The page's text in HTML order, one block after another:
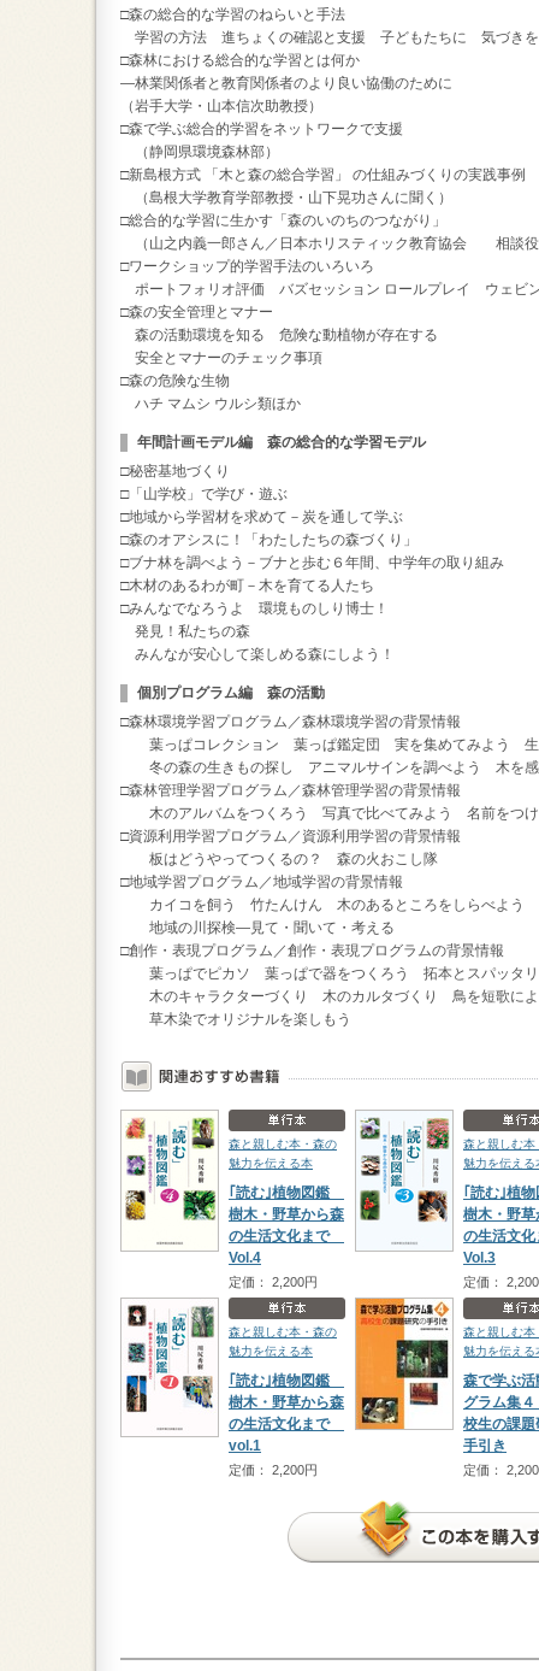
□森の総合的な学習のねらいと手法
学習の方法 進ちょくの確認と支援 子どもたちに 気づきを
□森林における総合的な学習とは何か
―林業関係者と教育関係者のより良い協働のために
（岩手大学・山本信次助教授）
□森で学ぶ総合的学習をネットワークで支援
（静岡県環境森林部）
□新島根方式 「木と森の総合学習」 の仕組みづくりの実践事例
（島根大学教育学部教授・山下晃功さんに聞く）
□総合的な学習に生かす「森のいのちのつながり」
（山之内義一郎さん／日本ホリスティック教育協会 相談
□ワークショップ的学習手法のいろいろ
ポートフォリオ評価 バズセッション ロールプレイ ウェビ
□森の安全管理とマナー
森の活動環境を知る 危険な動植物が存在する
安全とマナーのチェック事項
□森の危険な生物
ハチ マムシ ウルシ類ほか
年間計画モデル編 森の総合的な学習モデル
□秘密基地づくり
□「山学校」で学び・遊ぶ
□地域から学習材を求めて－炭を通して学ぶ
□森のオアシスに！「わたしたちの森づくり」
□ブナ林を調べよう－ブナと歩む６年間、中学年の取り組み
□木材のあるわが町－木を育てる人たち
□みんなでなろうよ 環境ものしり博士！
発見！私たちの森
みんなが安心して楽しめる森にしよう！
個別プログラム編 森の活動
□森林環境学習プログラム／森林環境学習の背景情報
葉っぱコレクション 葉っぱ鑑定団 実を集めてみよう
冬の森の生きもの探し アニマルサインを調べよう 木を
□森林管理学習プログラム／森林管理学習の背景情報
木のアルバムをつくろう 写真で比べてみよう 名前をつけ
□資源利用学習プログラム／資源利用学習の背景情報
板はどうやってつくるの？ 森の火おこし隊
□地域学習プログラム／地域学習の背景情報
カイコを飼う 竹たんけん 木のあるところをしらべよう
地域の川探検―見て・聞いて・考える
□創作・表現プログラム／創作・表現プログラムの背景情報
葉っぱでピカソ 葉っぱで器をつくろう 拓本とスパッタ
木のキャラクターづくり 木のカルタづくり 鳥を短歌によ
草木染でオリジナルを楽しもう
森と親しむ本・森の
魅力を伝える本
｢読む｣植物図鑑
樹木・野草から森
の生活文化まで
Vol.4
定価： 2,200円
森と親しむ本
魅力を伝える
｢読む｣植
樹木・野草
の生活文
Vol.3
定価：
森と親しむ本・森の
魅力を伝える本
｢読む｣植物図鑑
樹木・野草から森
の生活文化まで
vol.1
定価： 2,200円
森と親しむ本
魅力を伝える
森で学ぶ活
グラム集
校生の課題
手引き
定価：